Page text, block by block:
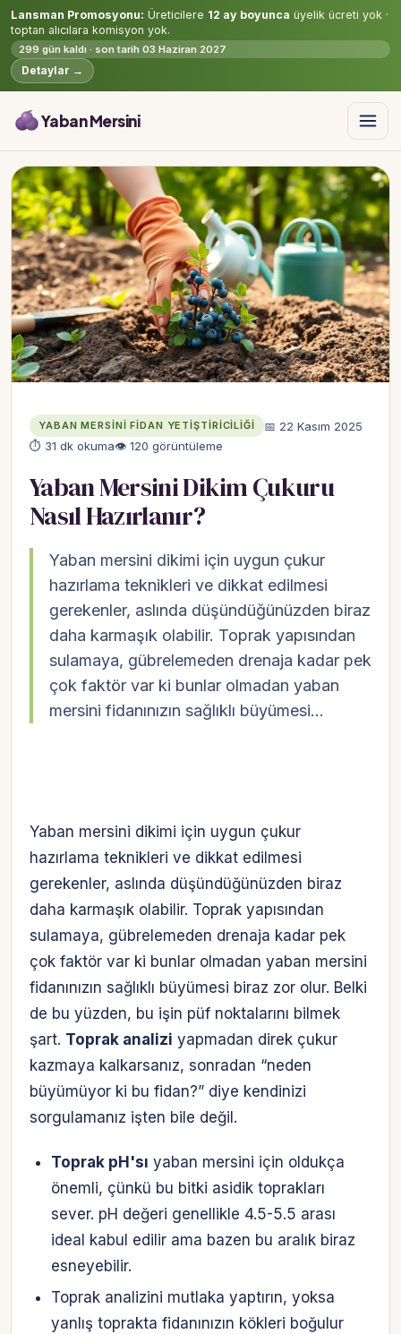
Lansman Promosyonu: Üreticilere 12 ay boyunca üyelik ücreti yok ·
toptan alıcılara komisyon yok.
299 gün kaldı · son tarih 03 Haziran 2027
Detaylar →
Yaban Mersini
YABAN MERSINI FIDAN YETIŞTIRICILIĞI
📅 22 Kasım 2025
⏱ 31 dk okuma👁 120 görüntüleme
Yaban Mersini Dikim Çukuru
Nasıl Hazırlanır?
Yaban mersini dikimi için uygun çukur
hazırlama teknikleri ve dikkat edilmesi
gerekenler, aslında düşündüğünüzden biraz
daha karmaşık olabilir. Toprak yapısından
sulamaya, gübrelemeden drenaja kadar pek
çok faktör var ki bunlar olmadan yaban
mersini fidanınızın sağlıklı büyümesi…
Yaban mersini dikimi için uygun çukur
hazırlama teknikleri ve dikkat edilmesi
gerekenler, aslında düşündüğünüzden biraz
daha karmaşık olabilir. Toprak yapısından
sulamaya, gübrelemeden drenaja kadar pek
çok faktör var ki bunlar olmadan yaban mersini
fidanınızın sağlıklı büyümesi biraz zor olur. Belki
de bu yüzden, bu işin püf noktalarını bilmek
şart. Toprak analizi yapmadan direk çukur
kazmaya kalkarsanız, sonradan “neden
büyümüyor ki bu fidan?” diye kendinizi
sorgulamanız işten bile değil.
Toprak pH'sı yaban mersini için oldukça
önemli, çünkü bu bitki asidik toprakları
sever. pH değeri genellikle 4.5-5.5 arası
ideal kabul edilir ama bazen bu aralık biraz
esneyebilir.
Toprak analizini mutlaka yaptırın, yoksa
yanlış toprakta fidanınızın kökleri boğulur